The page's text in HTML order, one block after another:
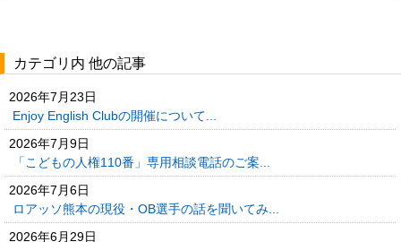
カテゴリ内 他の記事
2026年7月23日
Enjoy English Clubの開催について...
2026年7月9日
「こどもの人権110番」専用相談電話のご案...
2026年7月6日
ロアッソ熊本の現役・OB選手の話を聞いてみ...
2026年6月29日